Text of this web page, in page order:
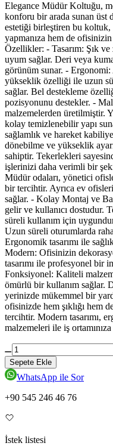
Elegance Müdür Koltuğu,
konforu bir arada sunan üst
estetiği birleştiren bu
yapmanıza hem de ofisinizin
Özellikler: - Tasarım: Şık
uyum sağlar. Deri veya
görünüm sunar. - Ergonomi:
yükseklik özelliği ile uzun
sağlar. Bel destekleme
pozisyonunu destekler. -
malzemelerden üretilmiştir.
kolay temizlenebilir yapı
sağlamlık ve hareket
dönebilme ve yükseklik
sahiptir. Tekerlekleri
işlerinizi daha verimli bir
Müdür odaları, yönetici
bir tercihtir. Ayrıca ev
sağlar. - Kolay Montaj ve
gelir ve kullanıcı dostudur.
süreli kullanım için
Uzun süreli oturumlarda
Ergonomik tasarımı ile
Modern: Ofisinizin
tasarımı ile profesyonel bir
Fonksiyonel: Kaliteli
ömürlü bir kullanım sağlar.
yerinizde mükemmel bir
ofisinizde hem şıklığı hem
tercihtir. Modern tasarımı,
malzemeleri ile iş
Sepete Ekle
WhatsApp ile Sor
+90 545 246 46 76
İstek listesi